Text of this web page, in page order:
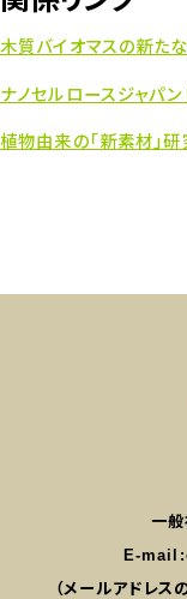
木質バイオマスの新た
ナノセルロースジャパン
植物由来の「新素材」研
一
E-mail:
（メールアドレス